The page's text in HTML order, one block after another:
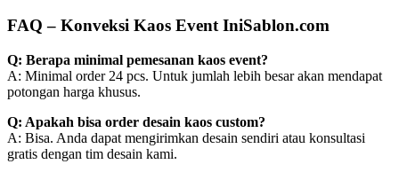
FAQ – Konveksi Kaos Event IniSablon.com
Q: Berapa minimal pemesanan kaos event?
A: Minimal order 24 pcs. Untuk jumlah lebih besar akan mendapat
potongan harga khusus.
Q: Apakah bisa order desain kaos custom?
A: Bisa. Anda dapat mengirimkan desain sendiri atau konsultasi
gratis dengan tim desain kami.